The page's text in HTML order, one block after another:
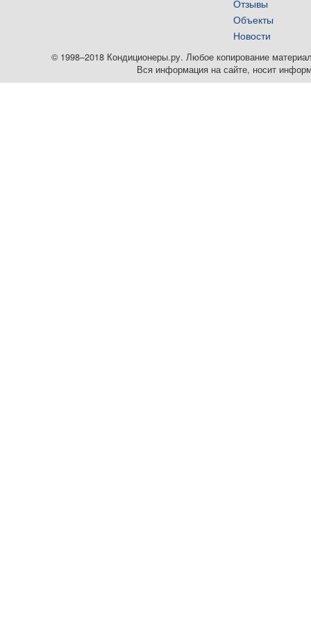
Отзывы
Объекты
Новости
© 1998–2018 Кондиционеры.ру. Любое копирование
Вся информация на сайте, носит